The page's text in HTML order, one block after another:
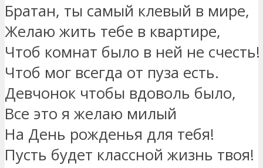
Братан, ты самый клевый в мире,
Желаю жить тебе в квартире,
Чтоб комнат было в ней не счесть!
Чтоб мог всегда от пуза есть.
Девчонок чтобы вдоволь было,
Все это я желаю милый
На День рожденья для тебя!
Пусть будет классной жизнь твоя!